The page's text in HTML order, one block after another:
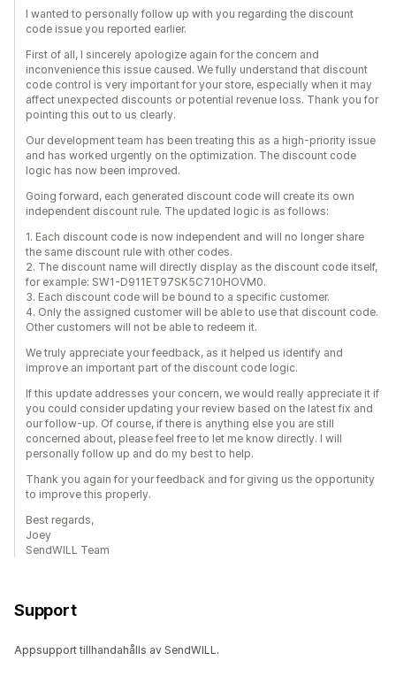
I wanted to personally follow up with you regarding the discount
code issue you reported earlier.
First of all, I sincerely apologize again for the concern and
inconvenience this issue caused. We fully understand that discount
code control is very important for your store, especially when it may
affect unexpected discounts or potential revenue loss. Thank you for
pointing this out to us clearly.
Our development team has been treating this as a high-priority issue
and has worked urgently on the optimization. The discount code
logic has now been improved.
Going forward, each generated discount code will create its own
independent discount rule. The updated logic is as follows:
1. Each discount code is now independent and will no longer share
the same discount rule with other codes.
2. The discount name will directly display as the discount code itself,
for example: SW1-D911ET97SK5C710HOVM0.
3. Each discount code will be bound to a specific customer.
4. Only the assigned customer will be able to use that discount code.
Other customers will not be able to redeem it.
We truly appreciate your feedback, as it helped us identify and
improve an important part of the discount code logic.
If this update addresses your concern, we would really appreciate it if
you could consider updating your review based on the latest fix and
our follow-up. Of course, if there is anything else you are still
concerned about, please feel free to let me know directly. I will
personally follow up and do my best to help.
Thank you again for your feedback and for giving us the opportunity
to improve this properly.
Best regards,
Joey
SendWILL Team
Support
Appsupport tillhandahålls av SendWILL.